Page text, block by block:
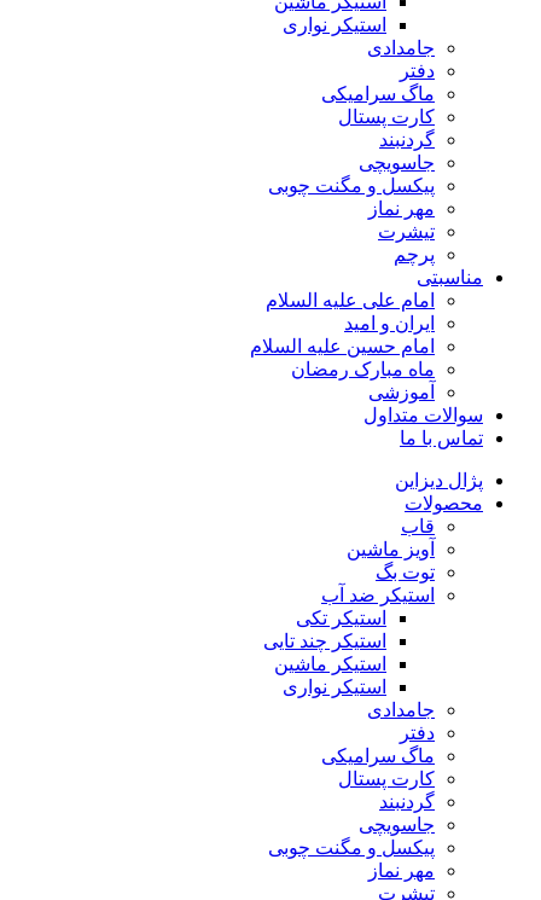
استیکر نواری
جامدادی
دفتر
ماگ سرامیکی
کارت پستال
گردنبند
جاسویچی
پیکسل و مگنت چوبی
مهر نماز
تیشرت
پرچم
مناسبتی
امام علی علیه السلام
ایران و امید
امام حسین علیه السلام
ماه مبارک رمضان
آموزشی
سوالات متداول
تماس با ما
پژال دیزاین
محصولات
قاب
آویز ماشین
توت بگ
استیکر ضد آب
استیکر تکی
استیکر چند تایی
استیکر ماشین
استیکر نواری
جامدادی
دفتر
ماگ سرامیکی
کارت پستال
گردنبند
جاسویچی
پیکسل و مگنت چوبی
مهر نماز
تیشرت